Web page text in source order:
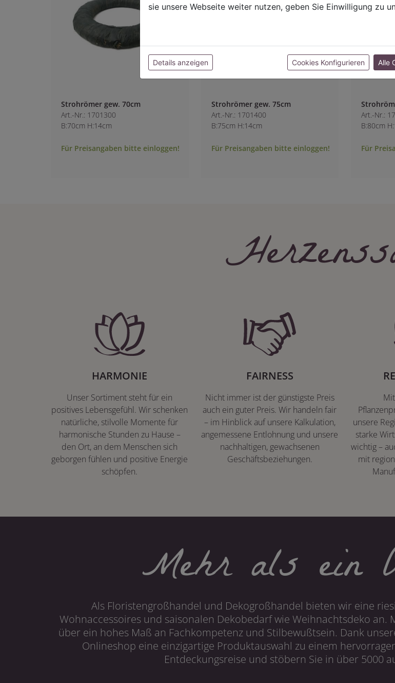
Strohrömer gew. 70cm
Art.-Nr.: 1701300
B:70cm H:14cm
Für Preisangaben bitte einloggen!
Strohrömer gew. 75cm
Art.-Nr.: 1701400
B:75cm H:14cm
Für Preisangaben bitte einloggen!
Art.-Nr.:
B:80cm
Für
HARMONIE
Unser Sortiment steht für ein
positives Lebensgefühl. Wir schenken
natürliche, stilvolle Momente für
harmonische Stunden zu Hause –
den Ort, an dem Menschen sich
geborgen fühlen und positive Energie
schöpfen.
FAIRNESS
Nicht immer ist der günstigste Preis
auch ein guter Preis. Wir handeln fair
– im Hinblick auf unsere Kalkulation,
angemessene Entlohnung und unsere
nachhaltigen, gewachsenen
Geschäftsbeziehungen.
unsere
starke
wichtig –
mit
Mehr als ein
Als Floristengroßhandel und Dekogroßhandel bieten wir eine
Wohnaccessoires und saisonalen Dekobedarf wie Weihnachtsdeko
über ein hohes Maß an Fachkompetenz und Stilbewußtsein. Dank
Onlineshop eine einzigartige Produktauswahl zu einem
Entdeckungsreise und stöbern Sie in über 5000
sie unsere Webseite weiter nutzen, geben Sie Einwilligung zu
Details anzeigen Cookies Konfigurieren Alle